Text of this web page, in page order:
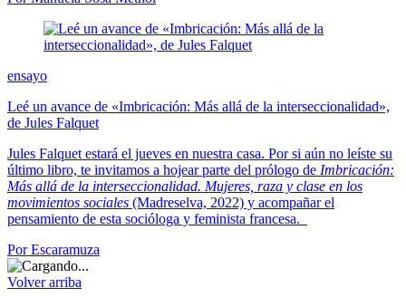
ensayo
Leé un avance de «Imbricación: Más allá de la interseccionalidad»,
de Jules Falquet
Jules Falquet estará el jueves en nuestra casa. Por si aún no leíste su
último libro, te invitamos a hojear parte del prólogo de Imbricación:
Más allá de la interseccionalidad. Mujeres, raza y clase en los
movimientos sociales (Madreselva, 2022) y acompañar el
pensamiento de esta socióloga y feminista francesa.
Por Escaramuza
Volver arriba